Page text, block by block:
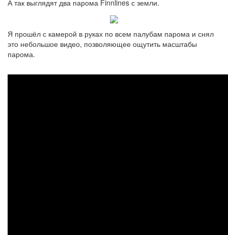
А так выглядят два парома Finnlines с земли.
Я прошёл с камерой в руках по всем палубам парома и снял
это небольшое видео, позволяющее ощутить масштабы
парома.